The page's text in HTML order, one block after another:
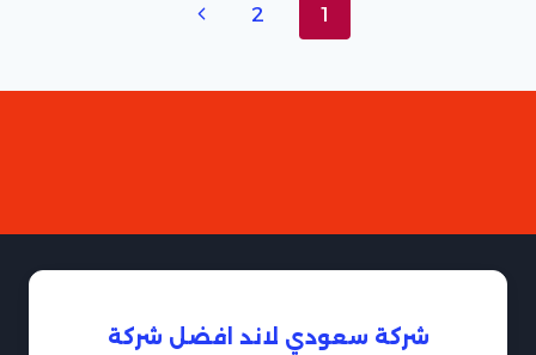
1
2
الصفحة
شركة سعودي لاند افضل شركة